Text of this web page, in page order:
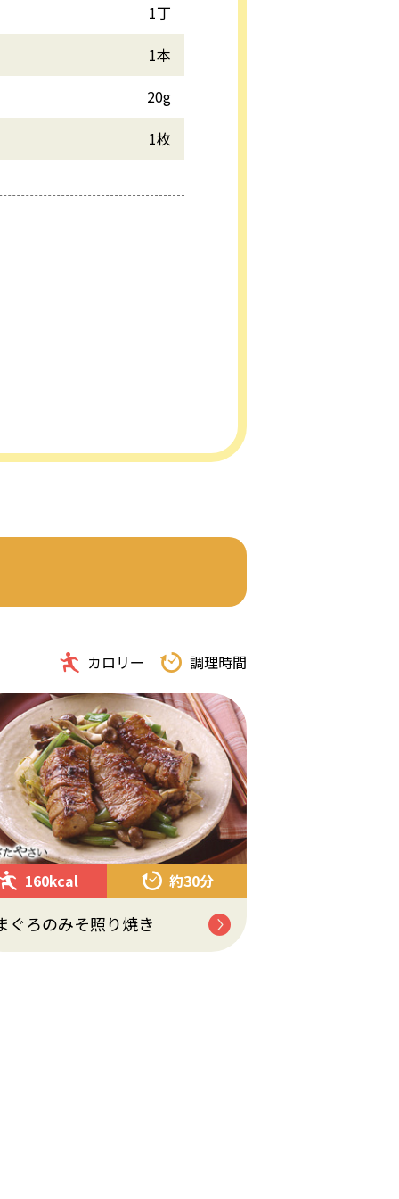
1丁
1本
20g
1枚
カロリー 調理時間
160kcal 約30分
ぐろのみそ照り焼き